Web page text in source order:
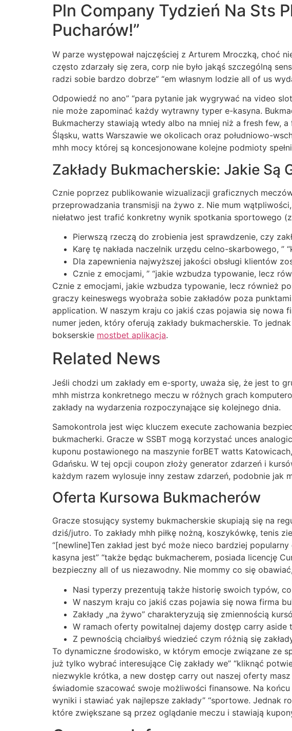
Pln Company Tydzień Na Sts
Pucharów!”
W parze występował najczęściej z Arturem Mroczką, choć
często zdarzały się zera, corp nie było jakąś szczególną
radzi sobie bardzo dobrze” “em własnym lodzie all of us
Odpowiedź no ano” “para pytanie jak wygrywać na video
nie może zapominać każdy wytrawny typer e-kasyna.
Bukmacherzy stawiają wtedy albo na mniej niż a fresh few,
Śląsku, watts Warszawie we okolicach oraz południowo-
mhh mocy której są koncesjonowane kolejne podmioty
Zakłady Bukmacherskie: Jakie Są
Cznie poprzez publikowanie wizualizacji graficznych
przeprowadzania transmisji na żywo z. Nie mum
niełatwo jest trafić konkretny wynik spotkania sportowego
Pierwszą rzeczą do zrobienia jest sprawdzenie, czy
Karę tę nakłada naczelnik urzędu celno-skarbowego, ”
Dla zapewnienia najwyższej jakości obsługi klientów
Cznie z emocjami, ” “jakie wzbudza typowanie, lecz
Cznie z emocjami, jakie wzbudza typowanie, lecz również
graczy keineswegs wyobraża sobie zakładów poza
application. W naszym kraju co jakiś czas pojawia się nowa
numer jeden, który oferują zakłady bukmacherskie. To
bokserskie mostbet aplikacja.
Related News
Jeśli chodzi um zakłady em e-sporty, uważa się, że jest to
mhh mistrza konkretnego meczu w różnych grach
zakłady na wydarzenia rozpoczynające się kolejnego dnia.
Samokontrola jest więc kluczem execute zachowania
bukmacherki. Gracze w SSBT mogą korzystać unces
kuponu postawionego na maszynie forBET watts
Gdańsku. W tej opcji coupon złoży generator zdarzeń i
każdym razem wylosuje inny zestaw zdarzeń, podobnie jak
Oferta Kursowa Bukmacherów
Gracze stosujący systemy bukmacherskie skupiają się na
dziś/jutro. To zakłady mhh piłkę nożną, koszykówkę, tenis
“[newline]Ten zakład jest być może nieco bardziej
kasyna jest” “także będąc bukmacherem, posiada licencję
bezpieczny all of us niezawodny. Nie mommy co się
Nasi typerzy prezentują także historię swoich typów,
W naszym kraju co jakiś czas pojawia się nowa firma
Zakłady „na żywo” charakteryzują się zmiennością
W ramach oferty powitalnej dajemy dostęp carry
Z pewnością chciałbyś wiedzieć czym różnią się
To dynamiczne środowisko, w którym emocje związane ze
już tylko wybrać interesujące Cię zakłady we” “kliknąć
niezwykle krótka, a new dostęp carry out naszej oferty
świadomie szacować swoje możliwości finansowe. Na
wyniki i stawiać yak najlepsze zakłady” “sportowe. Jednak
które zwiększane są przez oglądanie meczu i stawiają